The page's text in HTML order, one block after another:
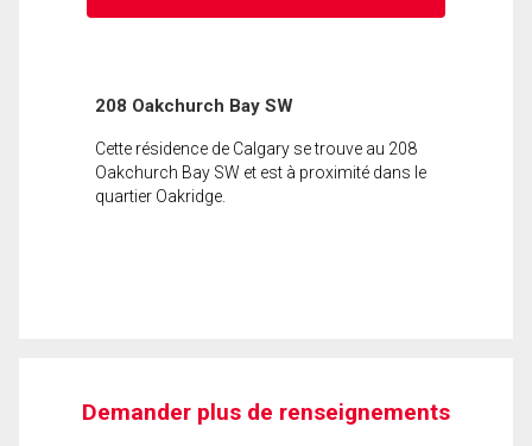
208 Oakchurch Bay SW
Cette résidence de Calgary se trouve au 208
Oakchurch Bay SW et est à proximité dans le
quartier Oakridge.
Demander plus de renseignements